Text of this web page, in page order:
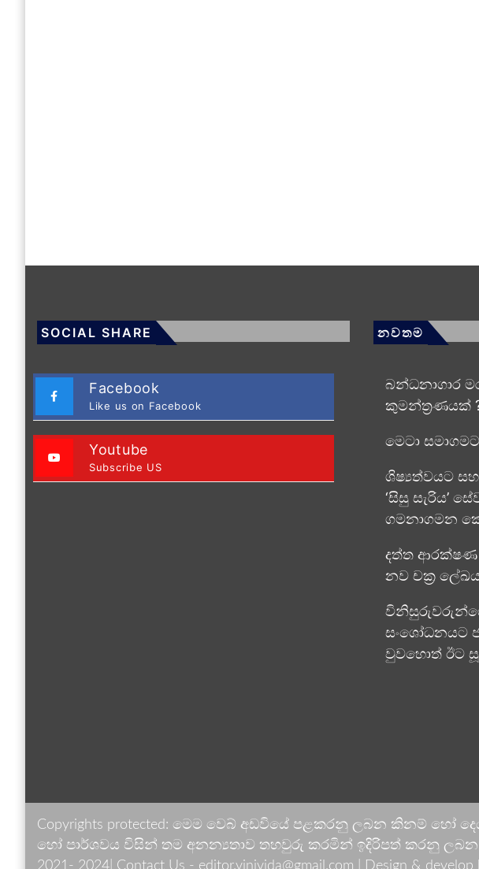
SOCIAL SHARE
Facebook
Like us on Facebook
Youtube
Subscribe US
නවතම
බන්ධනාගාර
කුමන්ත්‍රණයක්
මෙටා
ශිෂ්‍යත්වයට
‘සිසු සැරිය’
ගමනාගමන
දත්ත ආරක්ෂණ
නව චක්‍ර
විනිසුරුවරුන්ගේ
සංශෝධනයට
වුවහොත් ඊට
Copyrights protected: මෙම වෙබ් අඩවියේ පළකරනු ලබන කිනම්
හෝ පාර්ශවය විසින් තම අනන්‍යතාව තහවුරු කරමින් ඉදිරිපත් කරනු ලබන
2021- 2024| Contact Us - editor.vinivida@gmail.com |
Design & develop